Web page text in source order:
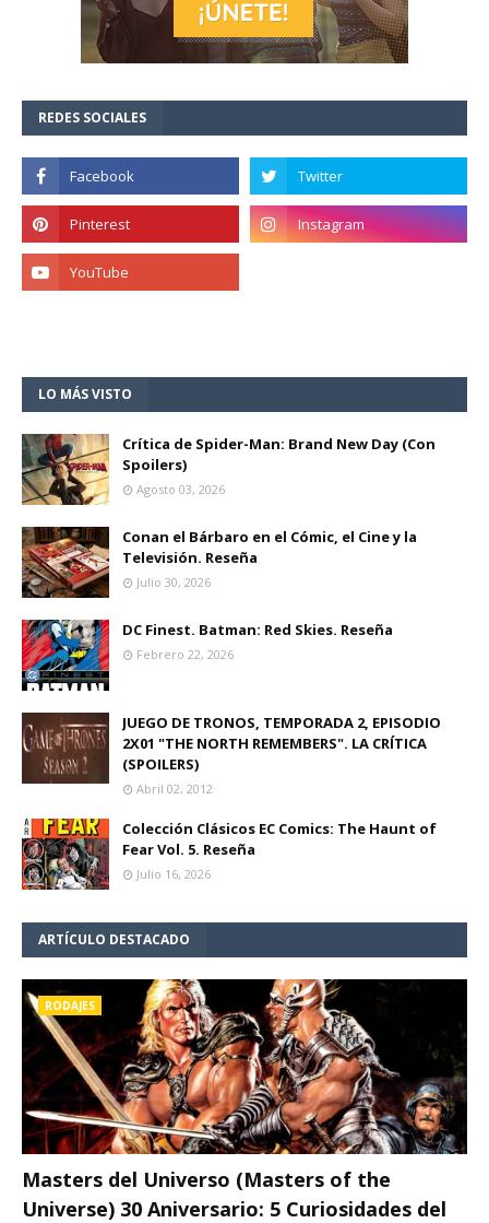
REDES SOCIALES
LO MÁS VISTO
Crítica de Spider-Man: Brand New Day (Con
Spoilers)
Agosto 03, 2026
Conan el Bárbaro en el Cómic, el Cine y la
Televisión. Reseña
Julio 30, 2026
DC Finest. Batman: Red Skies. Reseña
Febrero 22, 2026
JUEGO DE TRONOS, TEMPORADA 2, EPISODIO
2X01 "THE NORTH REMEMBERS". LA CRÍTICA
(SPOILERS)
Abril 02, 2012
Colección Clásicos EC Comics: The Haunt of
Fear Vol. 5. Reseña
Julio 16, 2026
ARTÍCULO DESTACADO
RODAJES
Masters del Universo (Masters of the
Universe) 30 Aniversario: 5 Curiosidades del